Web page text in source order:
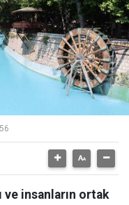
ve insanların ortak